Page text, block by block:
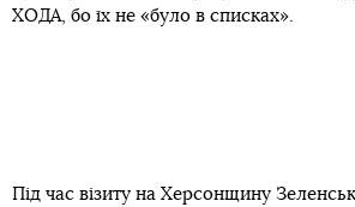
ХОДА, бо їх не «було в списках».
Під час візиту на Херсонщину